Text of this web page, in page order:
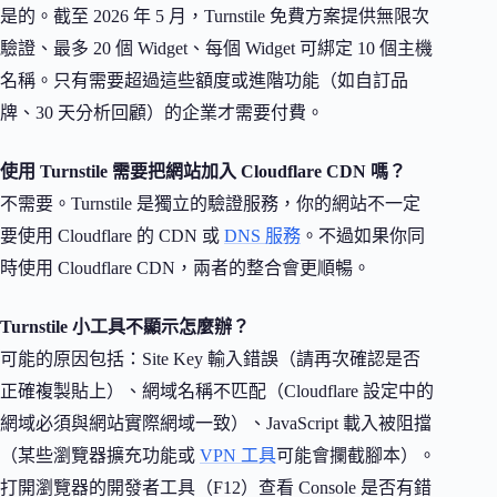
是的。截至 2026 年 5 月，Turnstile 免費方案提供無限次
驗證、最多 20 個 Widget、每個 Widget 可綁定 10 個主機
名稱。只有需要超過這些額度或進階功能（如自訂品
牌、30 天分析回顧）的企業才需要付費。
使用 Turnstile 需要把網站加入 Cloudflare CDN 嗎？
不需要。Turnstile 是獨立的驗證服務，你的網站不一定
要使用 Cloudflare 的 CDN 或 DNS 服務 。不過如果你同
時使用 Cloudflare CDN，兩者的整合會更順暢。
Turnstile 小工具不顯示怎麼辦？
可能的原因包括：Site Key 輸入錯誤（請再次確認是否
正確複製貼上）、網域名稱不匹配（Cloudflare 設定中的
網域必須與網站實際網域一致）、JavaScript 載入被阻擋
（某些瀏覽器擴充功能或 VPN 工具可能會攔截腳本）。
打開瀏覽器的開發者工具（F12）查看 Console 是否有錯